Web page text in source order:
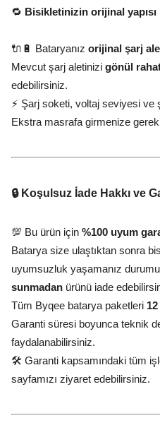
🔁 Bisikletinizin orijinal
🔌🔋 Bataryanız orijinal şarj
Mevcut şarj aletinizi gönül
edebilirsiniz.
⚡ Şarj soketi, voltaj seviyesi
Ekstra masrafa girmenize
🔒 Koşulsuz İade Hakkı ve
💯 Bu ürün için %100 uyum
Batarya size ulaştıktan sonra
uyumsuzluk yaşamanız
sunmadan ürünü iade
Tüm Byqee batarya paketleri
Garanti süresi boyunca teknik
faydalanabilirsiniz.
🛠️ Garanti kapsamındaki tüm
sayfamızı ziyaret edebilirsiniz.